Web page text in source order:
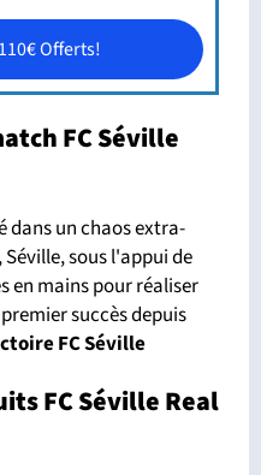
Offerts!
FC Séville
dans un chaos extra-
sous l'appui de
en mains pour réaliser
succès depuis
FC Séville
FC Séville Real